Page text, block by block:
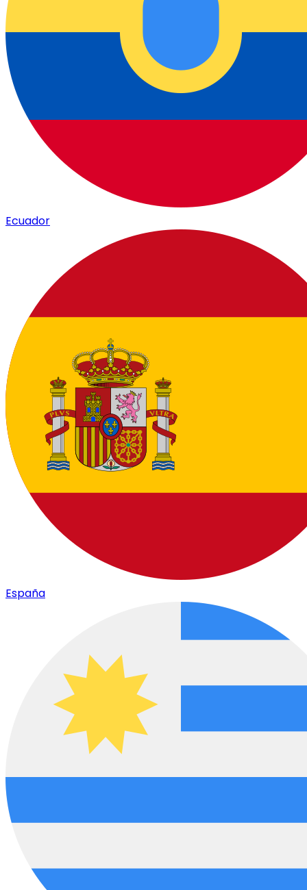
Ecuador
España